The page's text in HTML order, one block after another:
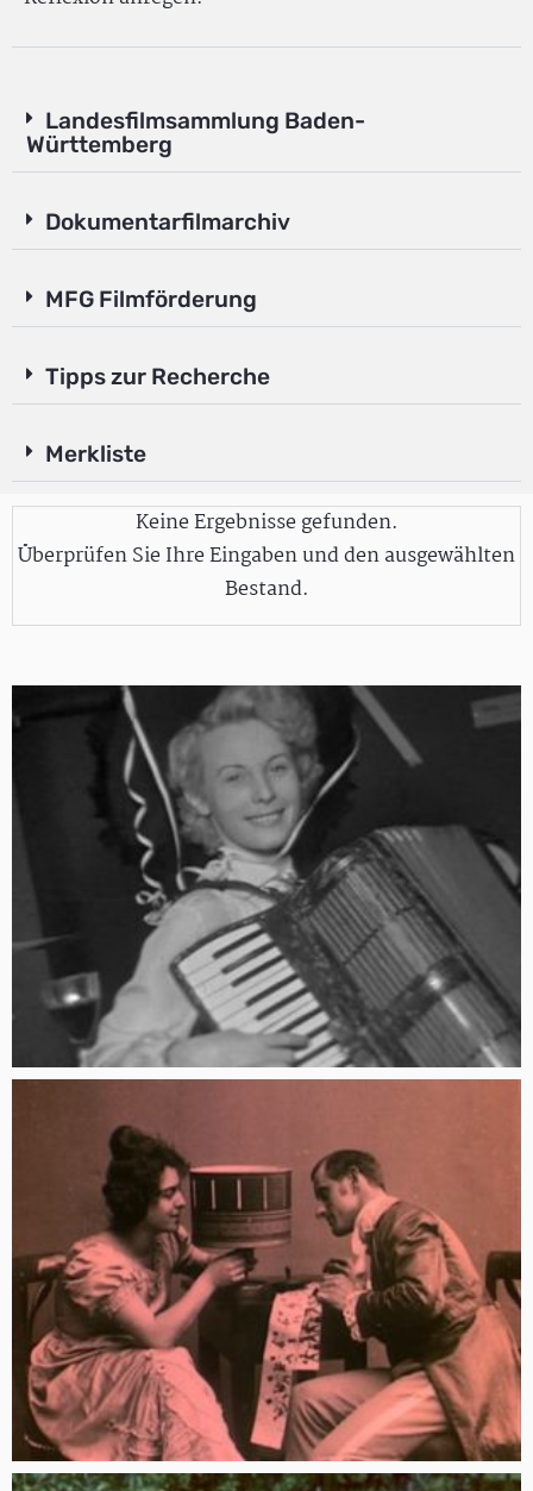
Landesfilmsammlung Baden-
Württemberg
Dokumentarfilmarchiv
MFG Filmförderung
Tipps zur Recherche
Merkliste
Keine Ergebnisse gefunden.
Überprüfen Sie Ihre Eingaben und den ausgewählten
Bestand.